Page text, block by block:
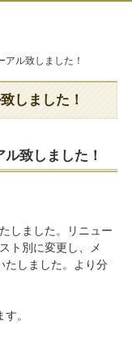
しました！
致しました！
しました。リニュー
ト別に変更し、メ
たしました。より分
。
ル致しました！